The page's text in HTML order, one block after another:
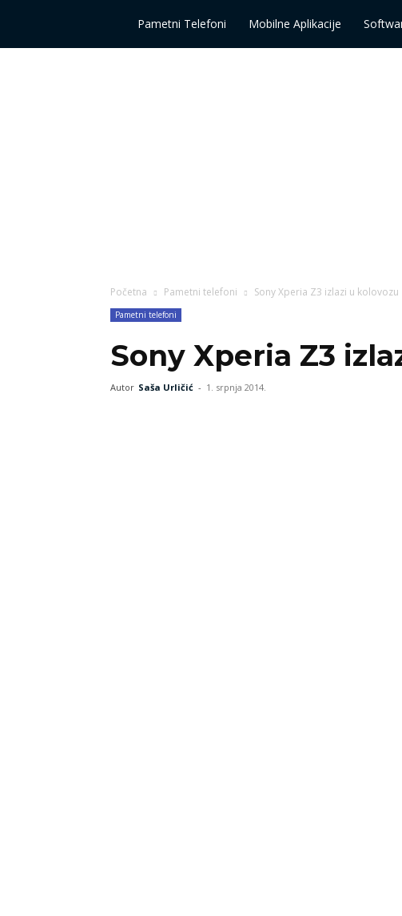
VidiPametni Telefoni Mobilne Aplikacije
Početna Pametni telefoni Sony Xperia Z3 izlazi u kolovozu
Pametni telefoni
Sony Xperia Z3
Autor Saša Urličić - 1. srpnja 2014.